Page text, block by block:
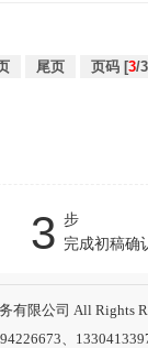
尾页 页码 [3/
3 步
完成初稿确
有限公司 All Rights
、